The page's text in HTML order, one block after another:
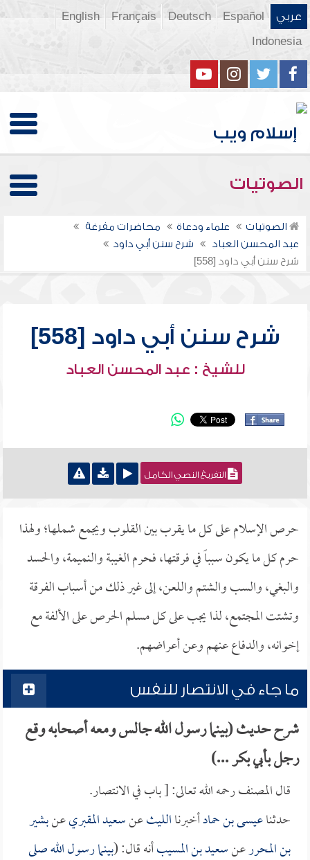
عربي Español
Deutsch
Français
English
Indonesia
الصوتيات
الصوتيات علماء ودعاة
محاضرات مفرغة
عبد المحسن العباد
شرح سنن أبي داود
شرح سنن أبي داود [558]
شرح سنن أبي داود [558]
للشيخ : عبد المحسن العباد
التفريغ النصي الكامل
حرص الإسلام على كل ما يقرب بين القلوب ويجمع شملها؛ ولهذا
حرم كل ما يكون سبباً في فرقتها، فحرم الغيبة والنميمة، والحسد
والبغي، والسب والشتم واللعن، إلى غير ذلك من أسباب الفرقة
وتشتت المجتمع، لذا يجب على كل مسلم الحرص على الألفة مع
إخوانه، والدفاع عنهم وعن أعراضهم.
ما جاء في الانتصار للنفس
شرح حديث (بينما رسول الله جالس ومعه أصحابه وقع
رجل بأبي بكر ...)
قال المصنف رحمه الله تعالى: [ باب في الانتصار.
حدثناعيسى بن حمادأخبرناالليثعنسعيد المقبريعنبشير
بن المحررعنسعيد بن المسيبأنه قال: (بينما رسول الله صلى